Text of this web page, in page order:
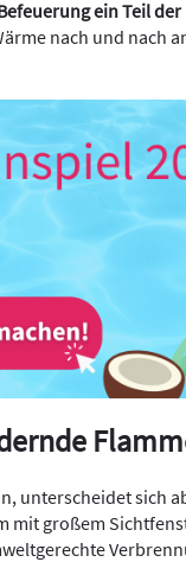
ein Teil der
nach und nach
unterscheidet sich
mit großem